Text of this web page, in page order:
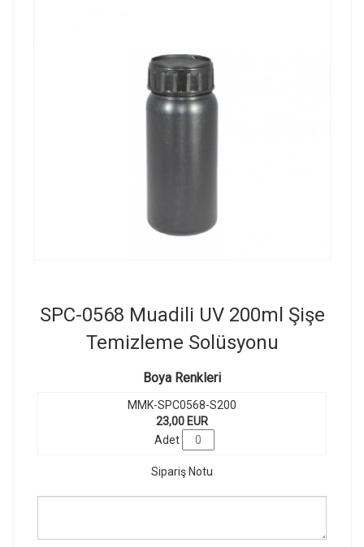
SPC-0568 Muadili UV 200ml Şişe
Temizleme Solüsyonu
Boya Renkleri
MMK-SPC0568-S200
23,00 EUR
Adet
Sipariş Notu